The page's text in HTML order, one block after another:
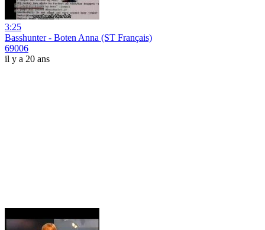
3:25
Basshunter - Boten Anna (ST Français)
69006
il y a 20 ans